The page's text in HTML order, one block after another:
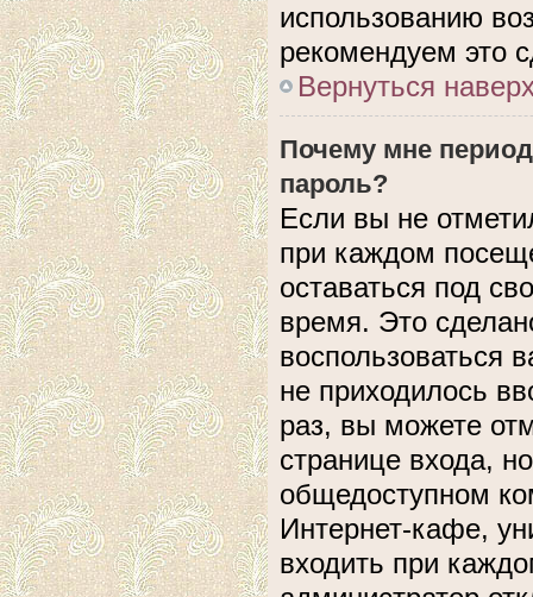
использованию
рекомендуем это
Вернуться
Почему мне
пароль?
Если вы не
при каждом
оставаться под
время. Это
воспользоваться
не приходилось
раз, вы можете
странице входа,
общедоступном
Интернет-кафе,
входить при